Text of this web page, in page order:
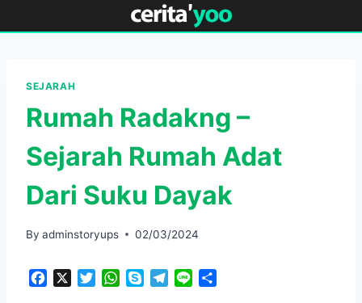
to
SEJARAH
Rumah Radakng –
Sejarah Rumah Adat
Dari Suku Dayak
By adminstoryups 02/03/2024
W